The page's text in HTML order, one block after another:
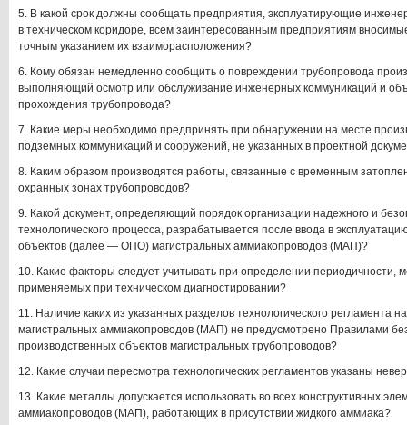
5. В какой срок должны сообщать предприятия, эксплуатирующие
в техническом коридоре, всем заинтересованным предприятиям
точным указанием их взаиморасположения?
6. Кому обязан немедленно сообщить о повреждении трубопровода
выполняющий осмотр или обслуживание инженерных коммуникаций и
прохождения трубопровода?
7. Какие меры необходимо предпринять при обнаружении на месте
подземных коммуникаций и сооружений, не указанных в проектной
8. Каким образом производятся работы, связанные с временным
охранных зонах трубопроводов?
9. Какой документ, определяющий порядок организации надежного и
технологического процесса, разрабатывается после ввода в
объектов (далее — ОПО) магистральных аммиакопроводов (МАП)?
10. Какие факторы следует учитывать при определении периодичности,
применяемых при техническом диагностировании?
11. Наличие каких из указанных разделов технологического регламента
магистральных аммиакопроводов (МАП) не предусмотрено Правилами
производственных объектов магистральных трубопроводов?
12. Какие случаи пересмотра технологических регламентов указаны
13. Какие металлы допускается использовать во всех конструктивных
аммиакопроводов (МАП), работающих в присутствии жидкого аммиака?